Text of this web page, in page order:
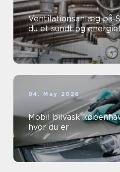
Ventilationsanlæg på
du et sundt og
04. May 2026
Mobil bilvask københavn nem
hvor du er